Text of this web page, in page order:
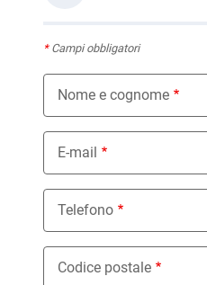
*Campi obbligatori
Nome e cognome
E-mail
Telefono
Codice postale